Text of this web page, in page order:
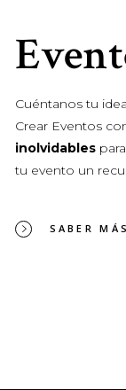
Cuéntanos tu
Crear Eventos
inolvidables
tu evento un
SABER MÁS